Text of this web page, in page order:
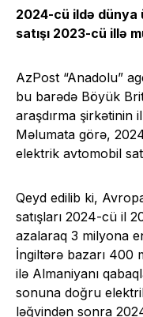
2024-cü ildə
satışı 2023-cü illə
AzPost “Anadolu”
bu barədə Böyük
araşdırma şirkətinin
Məlumata görə,
elektrik avtomobil
Qeyd edilib ki,
satışları 2024-cü il
azalaraq 3 milyona
İngiltərə bazarı 400
ilə Almaniyanı
sonuna doğru
ləğvindən sonra